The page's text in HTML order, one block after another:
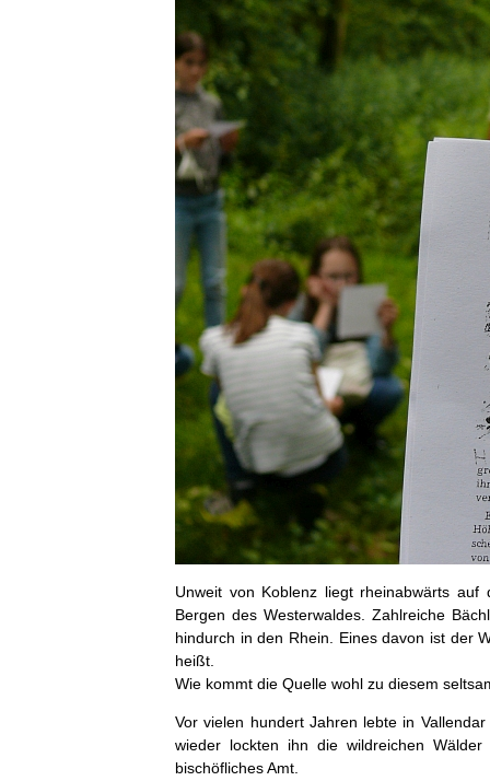
Unweit von Koblenz liegt rheinabwärts
Bergen des Westerwaldes. Zahlreiche
hindurch in den Rhein. Eines davon ist der
heißt.
Wie kommt die Quelle wohl zu diesem
Vor vielen hundert Jahren lebte in
wieder lockten ihn die wildreichen
bischöfliches Amt.